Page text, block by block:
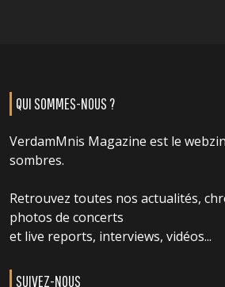
QUI SOMMES-NOUS ?
VerdamMnis Magazine est le
sombres.
Retrouvez toutes nos actualités,
photos de concerts
et live reports, interviews, vidéos...
SUIVEZ-NOUS